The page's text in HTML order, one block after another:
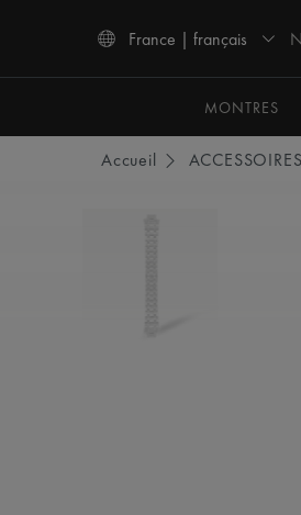
France | français
MONTRES
Accueil ACCESSOIRES